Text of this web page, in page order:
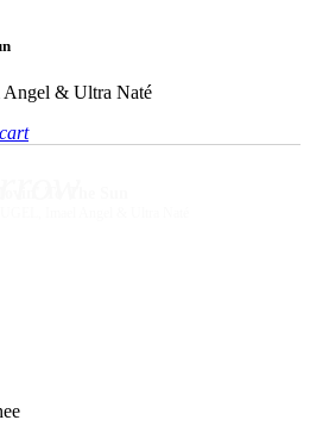
& Ultra Naté